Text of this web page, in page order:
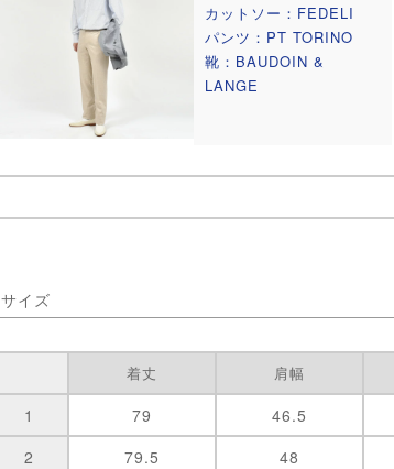
カットソー：FEDELI
パンツ：PT TORINO
靴：BAUDOIN &
LANGE
サイズ
着丈 肩幅
1 79 46.5
2
79.5 48